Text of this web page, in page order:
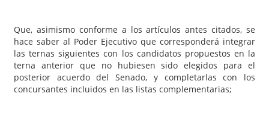
Que, asimismo conforme a los artículos antes citados, se
hace saber al Poder Ejecutivo que corresponderá integrar
las ternas siguientes con los candidatos propuestos en la
terna anterior que no hubiesen sido elegidos para el
posterior acuerdo del Senado, y completarlas con los
concursantes incluidos en las listas complementarias;